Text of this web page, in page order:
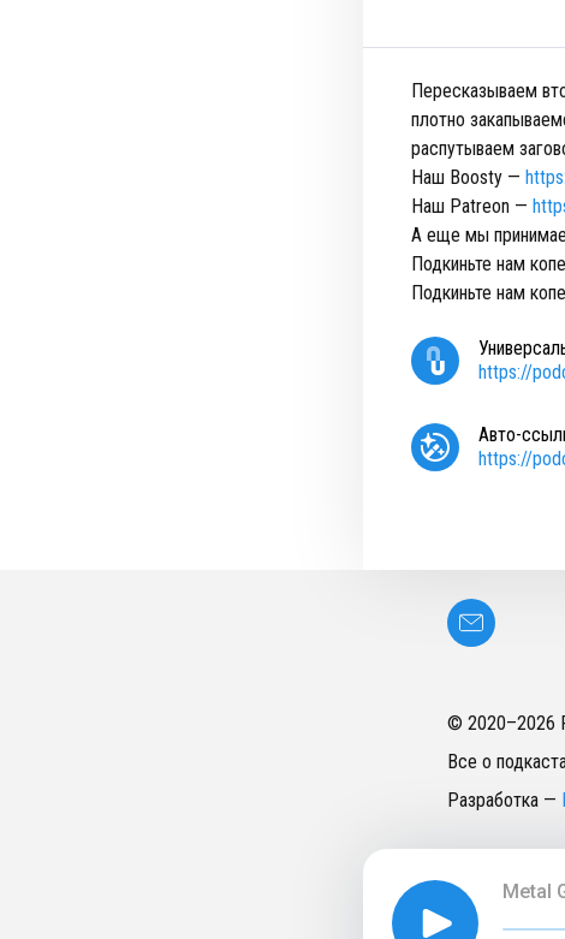
Пересказываем
плотно
распутываем
Наш Boosty —
Наш Patreon —
А еще мы
Подкиньте нам
Подкиньте нам
https://
Авто-
https://
© 2020–2026
Все о
Разработка —
Metal